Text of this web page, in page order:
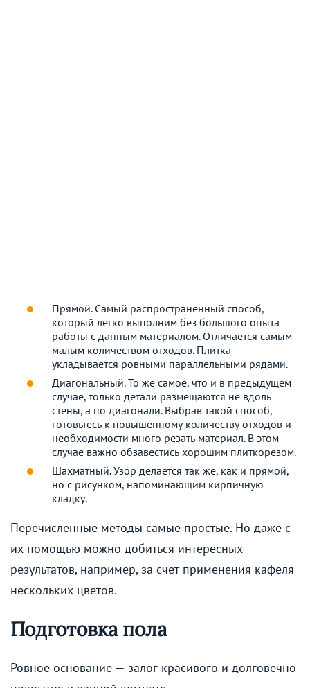
Прямой. Самый распространенный способ,
который легко выполним без большого опыта
работы с данным материалом. Отличается самым
малым количеством отходов. Плитка
укладывается ровными параллельными рядами.
Диагональный. То же самое, что и в предыдущем
случае, только детали размещаются не вдоль
стены, а по диагонали. Выбрав такой способ,
готовьтесь к повышенному количеству отходов и
необходимости много резать материал. В этом
случае важно обзавестись хорошим плиткорезом.
Шахматный. Узор делается так же, как и прямой,
но с рисунком, напоминающим кирпичную
кладку.
Перечисленные методы самые простые. Но даже с
их помощью можно добиться интересных
результатов, например, за счет применения кафеля
нескольких цветов.
Подготовка пола
Ровное основание — залог красивого и долговечно